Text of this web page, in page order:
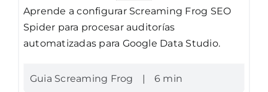
Aprende a configurar Screaming Frog SEO
Spider para procesar auditorías
automatizadas para Google Data Studio.
Guia Screaming Frog | 6 min